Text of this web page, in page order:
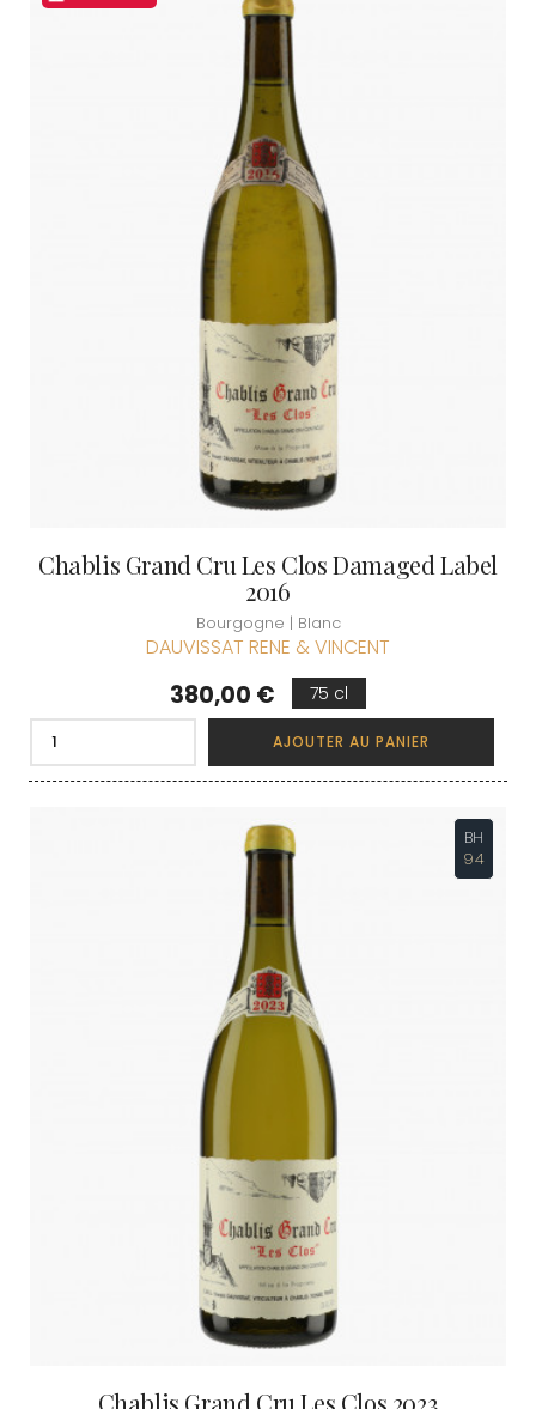
Chablis Grand Cru Les Clos Damaged Label
2016
Bourgogne | Blanc
DAUVISSAT RENE & VINCENT
Prix
380,00 € 75 cl
AJOUTER AU PANIER
BH
94